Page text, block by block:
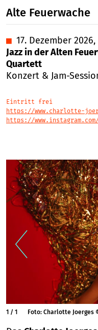
Alte Feuerwache
■ 17. Dezember
Jazz in der Alten
Quartett
Konzert & Jam-
Eintritt frei
https://www.charlotte-
https://
Foto: Charlotte Joerges
1 / 1